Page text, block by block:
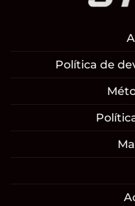
Política de